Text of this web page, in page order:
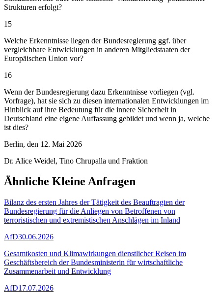
Strukturen erfolgt?
15
Welche Erkenntnisse liegen der Bundesregierung ggf. über
vergleichbare Entwicklungen in anderen Mitgliedstaaten der
Europäischen Union vor?
16
Wenn der Bundesregierung dazu Erkenntnisse vorliegen (vgl.
Vorfrage), hat sie sich zu diesen internationalen Entwicklungen im
Hinblick auf ihre Bedeutung für die innere Sicherheit in
Deutschland eine eigene Auffassung gebildet und wenn ja, welche
ist dies?
Berlin, den 12. Mai 2026
Dr. Alice Weidel, Tino Chrupalla und Fraktion
Ähnliche Kleine Anfragen
Bilanz des ersten Jahres der Tätigkeit des Beauftragten der
Bundesregierung für die Anliegen von Betroffenen von
terroristischen und extremistischen Anschlägen im Inland
AfD30.06.2026
Gesamtkosten und Klimawirkungen dienstlicher Reisen im
Geschäftsbereich der Bundesministerin für wirtschaftliche
Zusammenarbeit und Entwicklung
AfD17.07.2026